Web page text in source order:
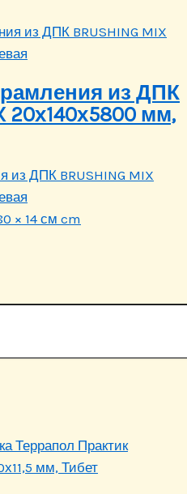
из ДПК
20х140х5800 мм,
из ДПК BRUSHING MIX
× 14 см cm